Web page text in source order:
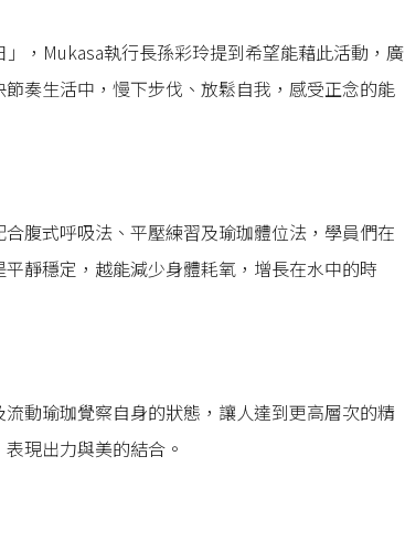
，Mukasa執行長孫彩玲提到希望能藉此活動，廣
奏生活中，慢下步伐、放鬆自我，感受正念的能
腹式呼吸法、平壓練習及瑜珈體位法，學員們在
靜穩定，越能減少身體耗氧，增長在水中的時
動瑜珈覺察自身的狀態，讓人達到更高層次的精
現出力與美的結合。